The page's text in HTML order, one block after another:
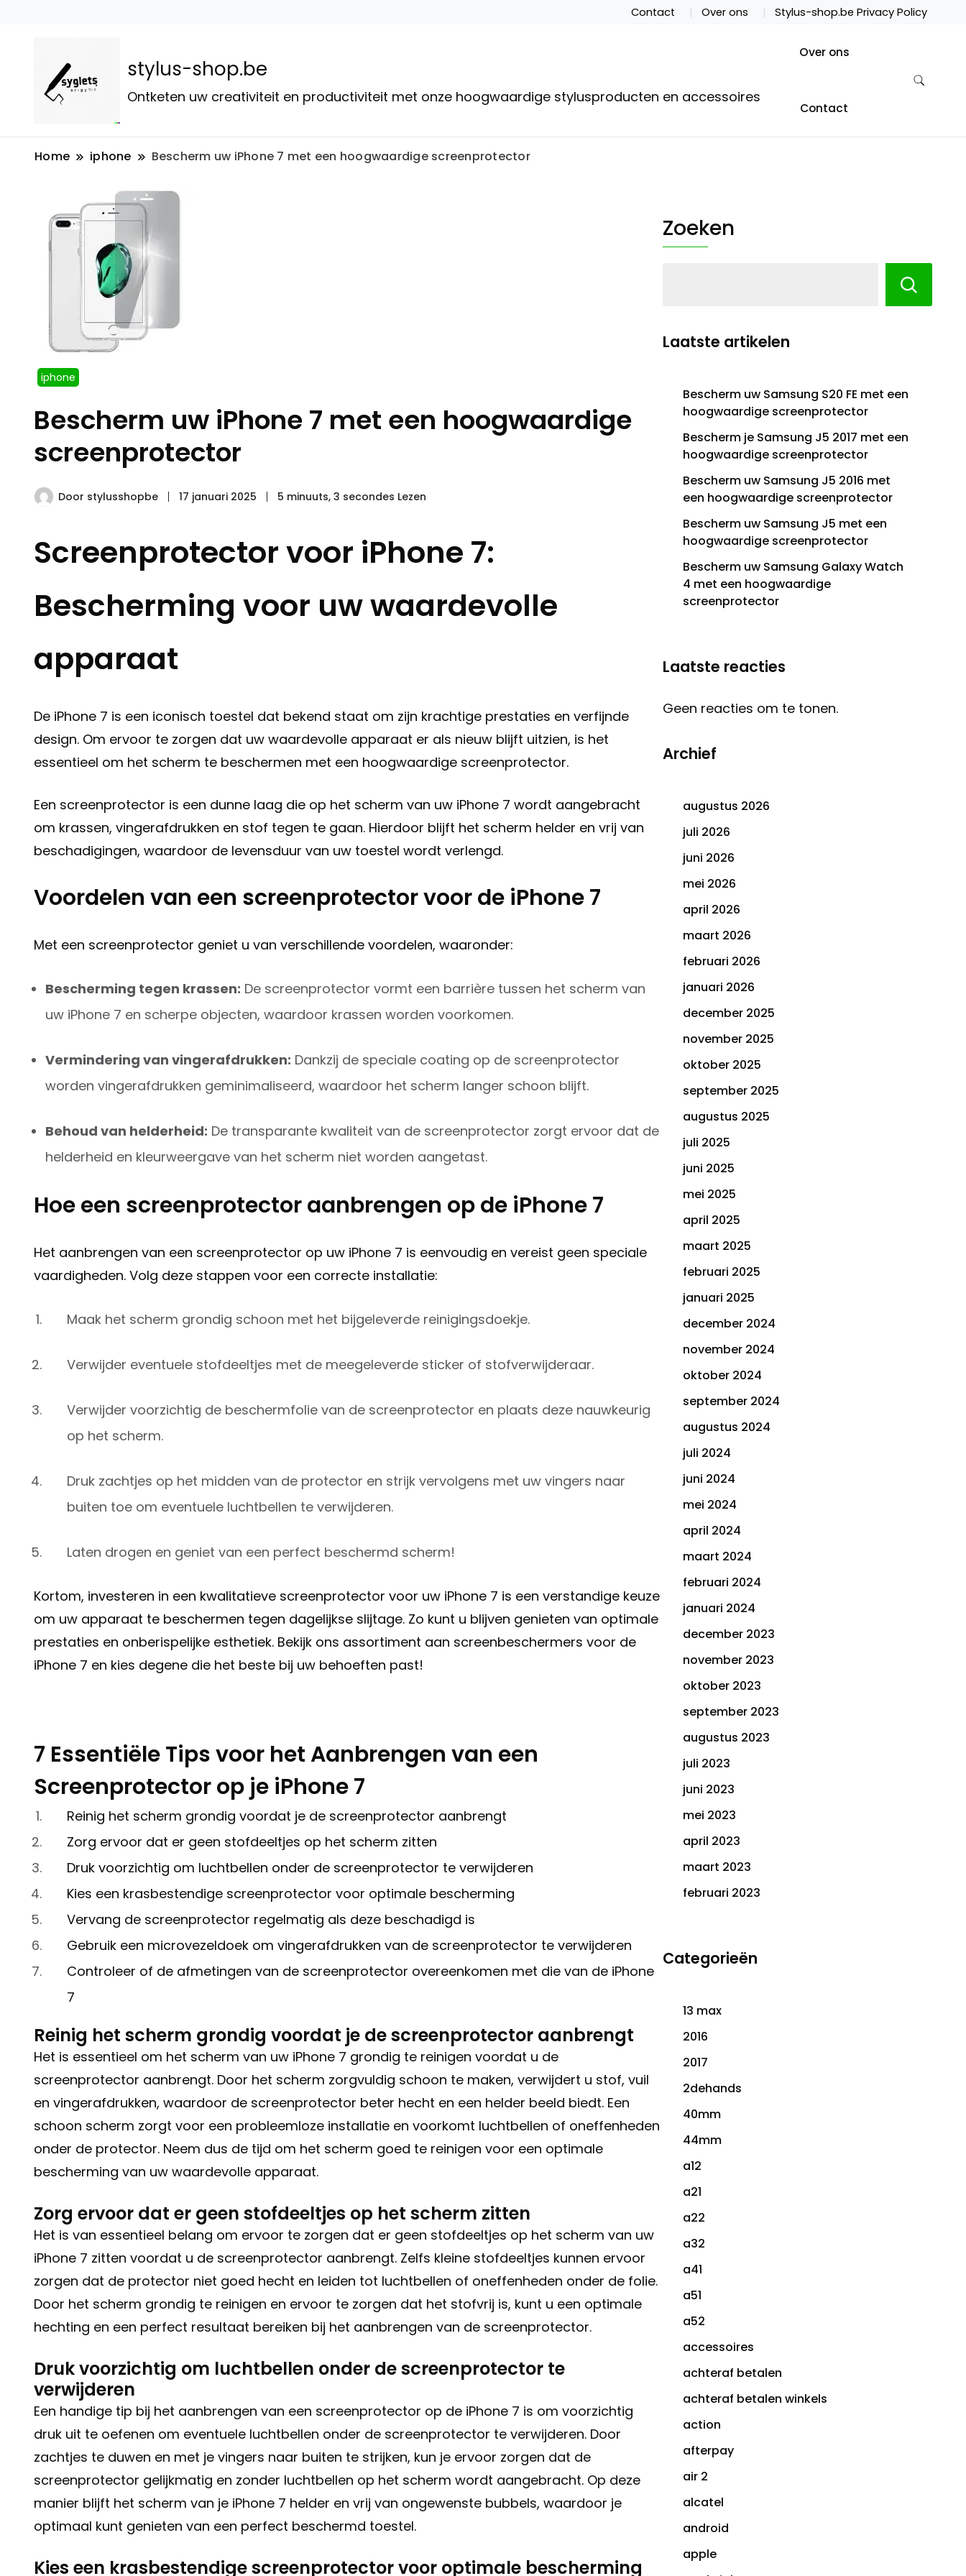
Contact Over ons Stylus-shop.be Privacy Policy
stylus-shop.be
Ontketen uw creativiteit en productiviteit met onze hoogwaardige stylusproducten en accessoires
Over ons
Contact
Home iphone Bescherm uw iPhone 7 met een hoogwaardige screenprotector
iphone
Bescherm uw iPhone 7 met een hoogwaardige
screenprotector
Door stylusshopbe 17 januari 2025 5 minuuts, 3 secondes Lezen
Screenprotector voor iPhone 7:
Bescherming voor uw waardevolle
apparaat
De iPhone 7 is een iconisch toestel dat bekend staat om zijn krachtige prestaties en verfijnde
design. Om ervoor te zorgen dat uw waardevolle apparaat er als nieuw blijft uitzien, is het
essentieel om het scherm te beschermen met een hoogwaardige screenprotector.
Een screenprotector is een dunne laag die op het scherm van uw iPhone 7 wordt aangebracht
om krassen, vingerafdrukken en stof tegen te gaan. Hierdoor blijft het scherm helder en vrij van
beschadigingen, waardoor de levensduur van uw toestel wordt verlengd.
Voordelen van een screenprotector voor de iPhone 7
Met een screenprotector geniet u van verschillende voordelen, waaronder:
Bescherming tegen krassen: De screenprotector vormt een barrière tussen het scherm van
uw iPhone 7 en scherpe objecten, waardoor krassen worden voorkomen.
Vermindering van vingerafdrukken: Dankzij de speciale coating op de screenprotector
worden vingerafdrukken geminimaliseerd, waardoor het scherm langer schoon blijft.
Behoud van helderheid: De transparante kwaliteit van de screenprotector zorgt ervoor dat de
helderheid en kleurweergave van het scherm niet worden aangetast.
Hoe een screenprotector aanbrengen op de iPhone 7
Het aanbrengen van een screenprotector op uw iPhone 7 is eenvoudig en vereist geen speciale
vaardigheden. Volg deze stappen voor een correcte installatie:
Maak het scherm grondig schoon met het bijgeleverde reinigingsdoekje.
Verwijder eventuele stofdeeltjes met de meegeleverde sticker of stofverwijderaar.
Verwijder voorzichtig de beschermfolie van de screenprotector en plaats deze nauwkeurig
op het scherm.
Druk zachtjes op het midden van de protector en strijk vervolgens met uw vingers naar
buiten toe om eventuele luchtbellen te verwijderen.
Laten drogen en geniet van een perfect beschermd scherm!
Kortom, investeren in een kwalitatieve screenprotector voor uw iPhone 7 is een verstandige keuze
om uw apparaat te beschermen tegen dagelijkse slijtage. Zo kunt u blijven genieten van optimale
prestaties en onberispelijke esthetiek. Bekijk ons assortiment aan screenbeschermers voor de
iPhone 7 en kies degene die het beste bij uw behoeften past!
7 Essentiële Tips voor het Aanbrengen van een
Screenprotector op je iPhone 7
Reinig het scherm grondig voordat je de screenprotector aanbrengt
Zorg ervoor dat er geen stofdeeltjes op het scherm zitten
Druk voorzichtig om luchtbellen onder de screenprotector te verwijderen
Kies een krasbestendige screenprotector voor optimale bescherming
Vervang de screenprotector regelmatig als deze beschadigd is
Gebruik een microvezeldoek om vingerafdrukken van de screenprotector te verwijderen
Controleer of de afmetingen van de screenprotector overeenkomen met die van de iPhone
7
Reinig het scherm grondig voordat je de screenprotector aanbrengt
Het is essentieel om het scherm van uw iPhone 7 grondig te reinigen voordat u de
screenprotector aanbrengt. Door het scherm zorgvuldig schoon te maken, verwijdert u stof, vuil
en vingerafdrukken, waardoor de screenprotector beter hecht en een helder beeld biedt. Een
schoon scherm zorgt voor een probleemloze installatie en voorkomt luchtbellen of oneffenheden
onder de protector. Neem dus de tijd om het scherm goed te reinigen voor een optimale
bescherming van uw waardevolle apparaat.
Zorg ervoor dat er geen stofdeeltjes op het scherm zitten
Het is van essentieel belang om ervoor te zorgen dat er geen stofdeeltjes op het scherm van uw
iPhone 7 zitten voordat u de screenprotector aanbrengt. Zelfs kleine stofdeeltjes kunnen ervoor
zorgen dat de protector niet goed hecht en leiden tot luchtbellen of oneffenheden onder de folie.
Door het scherm grondig te reinigen en ervoor te zorgen dat het stofvrij is, kunt u een optimale
hechting en een perfect resultaat bereiken bij het aanbrengen van de screenprotector.
Druk voorzichtig om luchtbellen onder de screenprotector te
verwijderen
Een handige tip bij het aanbrengen van een screenprotector op de iPhone 7 is om voorzichtig
druk uit te oefenen om eventuele luchtbellen onder de screenprotector te verwijderen. Door
zachtjes te duwen en met je vingers naar buiten te strijken, kun je ervoor zorgen dat de
screenprotector gelijkmatig en zonder luchtbellen op het scherm wordt aangebracht. Op deze
manier blijft het scherm van je iPhone 7 helder en vrij van ongewenste bubbels, waardoor je
optimaal kunt genieten van een perfect beschermd toestel.
Kies een krasbestendige screenprotector voor optimale bescherming
Zoeken
Laatste artikelen
Bescherm uw Samsung S20 FE met een
hoogwaardige screenprotector
Bescherm je Samsung J5 2017 met een
hoogwaardige screenprotector
Bescherm uw Samsung J5 2016 met
een hoogwaardige screenprotector
Bescherm uw Samsung J5 met een
hoogwaardige screenprotector
Bescherm uw Samsung Galaxy Watch
4 met een hoogwaardige
screenprotector
Laatste reacties
Geen reacties om te tonen.
Archief
augustus 2026
juli 2026
juni 2026
mei 2026
april 2026
maart 2026
februari 2026
januari 2026
december 2025
november 2025
oktober 2025
september 2025
augustus 2025
juli 2025
juni 2025
mei 2025
april 2025
maart 2025
februari 2025
januari 2025
december 2024
november 2024
oktober 2024
september 2024
augustus 2024
juli 2024
juni 2024
mei 2024
april 2024
maart 2024
februari 2024
januari 2024
december 2023
november 2023
oktober 2023
september 2023
augustus 2023
juli 2023
juni 2023
mei 2023
april 2023
maart 2023
februari 2023
Categorieën
13 max
2016
2017
2dehands
40mm
44mm
a12
a21
a22
a32
a41
a51
a52
accessoires
achteraf betalen
achteraf betalen winkels
action
afterpay
air 2
alcatel
android
apple